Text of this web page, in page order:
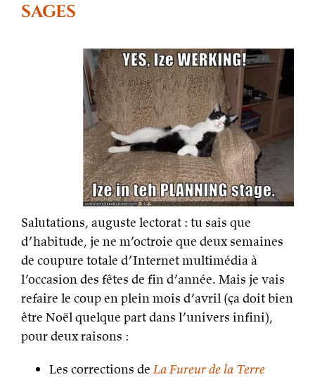
sages
Salutations, auguste lectorat : tu sais que
d’habitude, je ne m’octroie que deux semaines
de coupure totale d’Internet multimédia à
l’occasion des fêtes de fin d’année. Mais je vais
refaire le coup en plein mois d’avril (ça doit bien
être Noël quelque part dans l’univers infini),
pour deux raisons :
Les corrections de La Fureur de la Terre